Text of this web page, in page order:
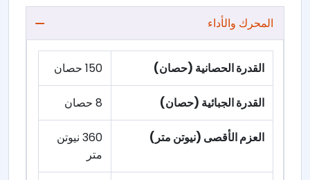
المحرك والأداء
القدرة الحصانية (حصان) 150 حصان
القدرة الجبائية (حصان) 8 حصان
العزم الأقصى (نيوتن متر)
360 نيوتن
متر